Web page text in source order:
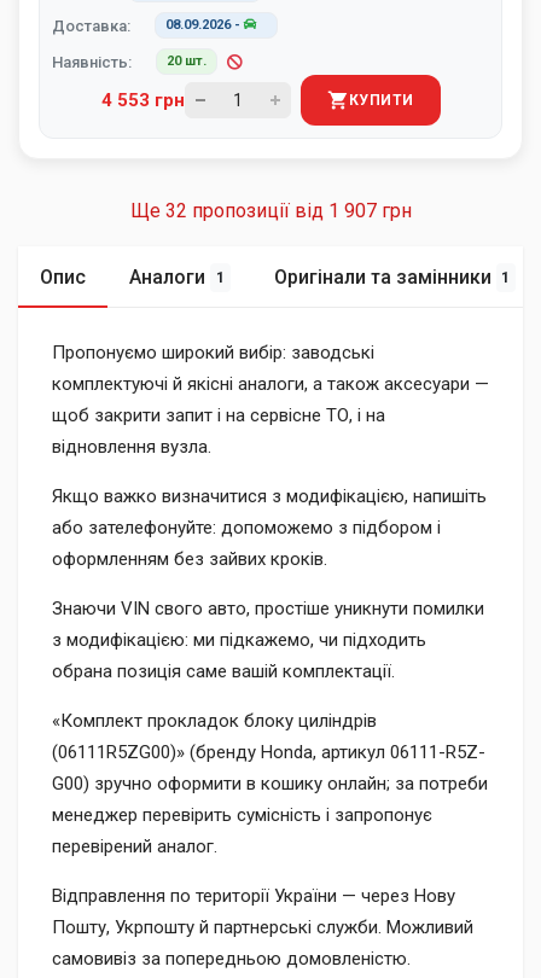
Доставка: 08.09.2026-
Наявність: 20 шт.
4 553 грн КУПИТИ
Ще 32 пропозиції від 1 907 грн
Опис Аналоги 1 Оригінали та замінники 1
Пропонуємо широкий вибір: заводські
комплектуючі й якісні аналоги, а також аксесуари —
щоб закрити запит і на сервісне ТО, і на
відновлення вузла.
Якщо важко визначитися з модифікацією, напишіть
або зателефонуйте: допоможемо з підбором і
оформленням без зайвих кроків.
Знаючи VIN свого авто, простіше уникнути помилки
з модифікацією: ми підкажемо, чи підходить
обрана позиція саме вашій комплектації.
«Комплект прокладок блоку циліндрів
(06111R5ZG00)» (бренду Honda, артикул 06111-R5Z-
G00) зручно оформити в кошику онлайн; за потреби
менеджер перевірить сумісність і запропонує
перевірений аналог.
Відправлення по території України — через Нову
Пошту, Укрпошту й партнерські служби. Можливий
самовивіз за попередньою домовленістю.